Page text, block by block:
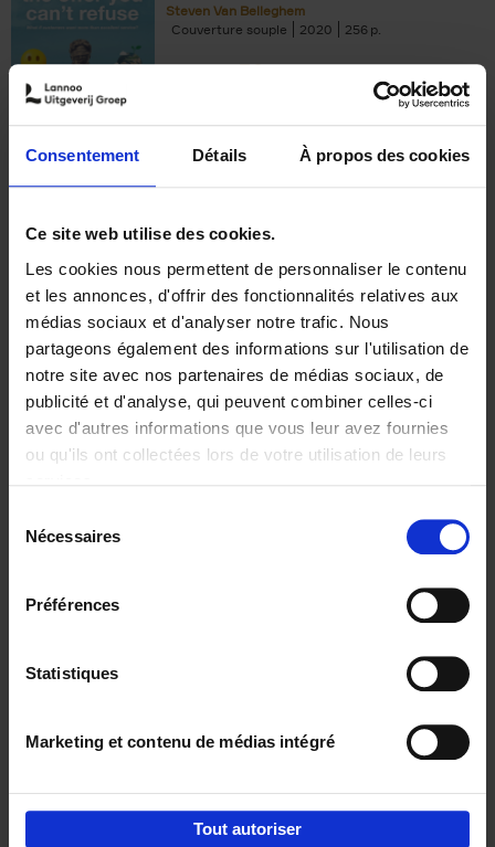
Consentement Détails À propos des cookies
Ce site web utilise des cookies.
Les cookies nous permettent de personnaliser le contenu
et les annonces, d'offrir des fonctionnalités relatives aux
médias sociaux et d'analyser notre trafic. Nous
partageons également des informations sur l'utilisation de
notre site avec nos partenaires de médias sociaux, de
publicité et d'analyse, qui peuvent combiner celles-ci
avec d'autres informations que vous leur avez fournies
ou qu'ils ont collectées lors de votre utilisation de leurs
Nécessaires
Préférences
Statistiques
Marketing et contenu de médias intégré
Tout autoriser
Steven Van Belleghem
Couverture souple
2020 256
€37,50
Building Bonds = Building
Business
Jochen Roef Jozefien De Feyter
Carolien Boom
Couverture souple
2025 200
€29,99
Digital marketing like a PRO -
completely revised edition (EN)